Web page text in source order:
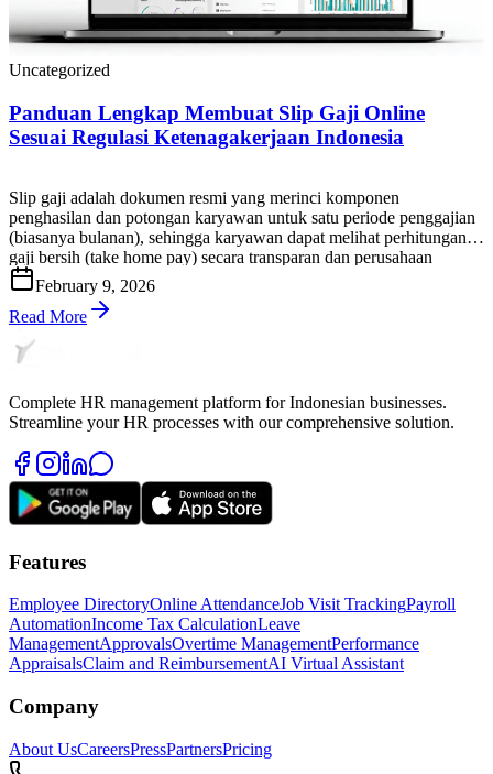
Uncategorized
Panduan Lengkap Membuat Slip Gaji Online
Sesuai Regulasi Ketenagakerjaan Indonesia
Slip gaji adalah dokumen resmi yang merinci komponen
penghasilan dan potongan karyawan untuk satu periode penggajian
(biasanya bulanan), sehingga karyawan dapat melihat perhitungan
gaji bersih (take home pay) secara transparan dan perusahaan
memiliki bukti administrasi yang rapi serta dapat diaudit. Di praktik
HR & payroll Indonesia, slip gaji bukan sekadar “lembar informasi
gaji”. Slip gaji […]
February 9, 2026
Read More
Complete HR management platform for Indonesian businesses.
Streamline your HR processes with our comprehensive solution.
Features
Employee DirectoryOnline AttendanceJob Visit TrackingPayroll
AutomationIncome Tax CalculationLeave
ManagementApprovalsOvertime ManagementPerformance
AppraisalsClaim and ReimbursementAI Virtual Assistant
Company
About UsCareersPressPartnersPricing